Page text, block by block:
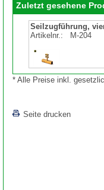
Zuletzt gesehene
Seilzugführung,
Artikelnr.:
M-204
* Alle Preise inkl.
Seite drucken